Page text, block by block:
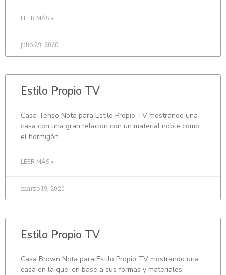
LEER MÁS »
julio 29, 2020
Estilo Propio TV
Casa Tenso Nota para Estilo Propio TV mostrando una
casa con una gran relación con un material noble como
el hormigón.
LEER MÁS »
marzo 19, 2020
Estilo Propio TV
Casa Brown Nota para Estilo Propio TV mostrando una
casa en la que, en base a sus formas y materiales,